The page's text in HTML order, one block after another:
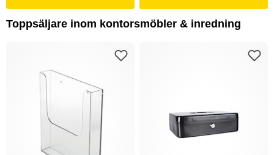
Toppsäljare inom kontorsmöbler & inredning